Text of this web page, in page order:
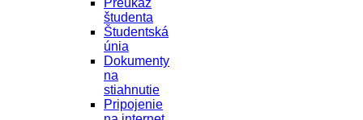
Preukaz
študenta
Študentská
únia
Dokumenty
na
stiahnutie
Pripojenie